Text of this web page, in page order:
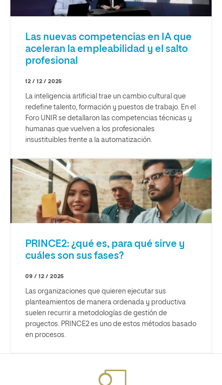
Las nuevas competencias en IA que
aceleran la empleabilidad y el salto
profesional
12 / 12 / 2025
La inteligencia artificial trae un cambio cultural que
redefine talento, formación y puestos de trabajo. En el
Foro UNIR se detallaron las competencias técnicas y
humanas que vuelven a los profesionales
insustituibles frente a la automatización.
PRINCE2: ¿qué es, para qué sirve y
cuáles son sus fases?
09 / 12 / 2025
Las organizaciones que quieren ejecutar sus
planteamientos de manera ordenada y productiva
suelen recurrir a metodologías de gestión de
proyectos. PRINCE2 es uno de estos métodos basado
en procesos.